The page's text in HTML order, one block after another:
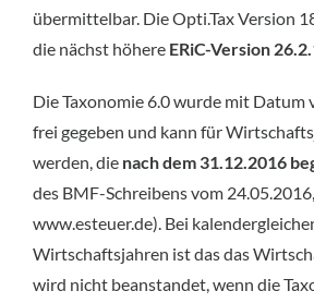
übermittelbar. Die Opti.Tax Version
die nächst höhere ERiC-Version
Die Taxonomie 6.0 wurde mit Datum
frei gegeben und kann für
werden, die nach dem 31.12.2016
des BMF-Schreibens vom
www.esteuer.de). Bei
Wirtschaftsjahren ist das das
wird nicht beanstandet, wenn die